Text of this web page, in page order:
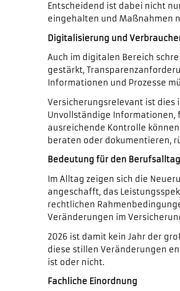
Entscheidend ist dabei nicht
eingehalten und Maßnahmen
Digitalisierung und
Auch im digitalen Bereich
gestärkt,
Informationen und Prozesse
Versicherungsrelevant ist dies
Unvollständige
ausreichende Kontrolle
beraten oder dokumentieren,
Bedeutung für den Berufsalltag
Im Alltag zeigen sich die
angeschafft, das
rechtlichen
Veränderungen im
2026 ist damit kein Jahr der
diese stillen Veränderungen
ist oder nicht.
Fachliche Einordnung